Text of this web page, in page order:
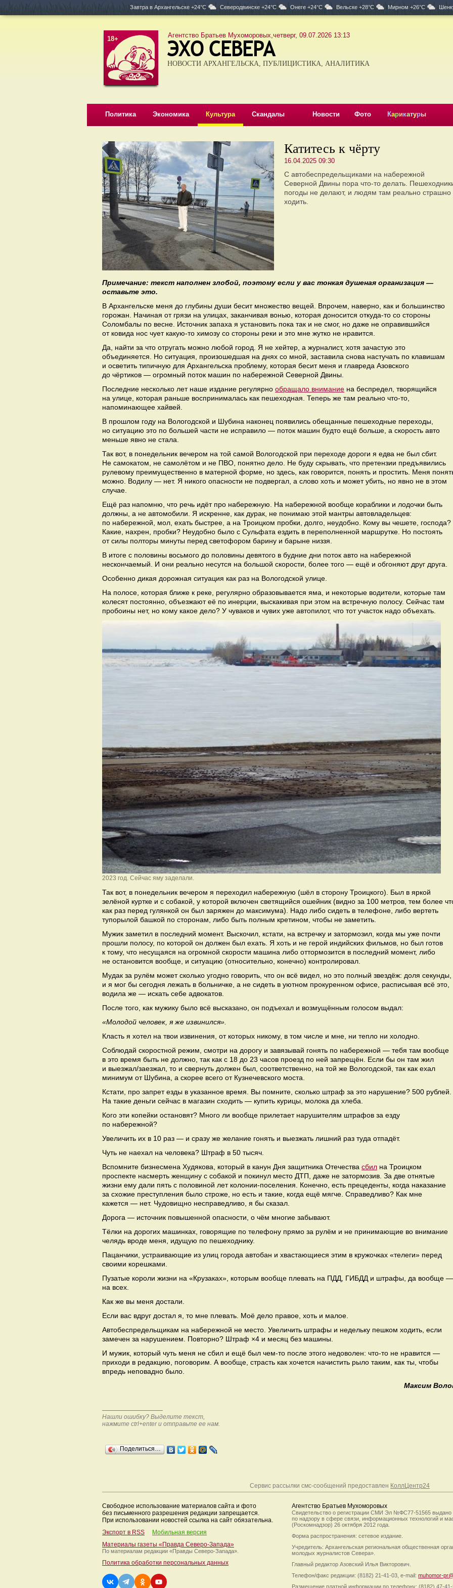
Завтра в Архангельске +24°C Северодвинске +24°C Онеге +24°C Вельске +28°C Мирном +26°C
18+ Агентство Братьев Мухоморовых,четверг, 09.07.2026 13:13
НОВОСТИ АРХАНГЕЛЬСКА, ПУБЛИЦИСТИКА, АНАЛИТИКА
Политика Экономика Культура Скандалы Новости Фото Карикатуры
Катитесь к чёрту
16.04.2025 09:30
С автобеспредельщиками на набережной
Северной Двины пора что-то делать.
погоды не делают, и людям там реально страшно
ходить.
Примечание: текст наполнен злобой, поэтому если у вас тонкая душеная организация —
оставьте это.
В Архангельске меня до глубины души бесит множество вещей. Впрочем, наверно, как и большинство
горожан. Начиная от грязи на улицах, заканчивая вонью, которая доносится откуда-то со стороны
Соломбалы по весне. Источник запаха я установить пока так и не смог, но даже не оправившийся
от ковида нос чует какую-то химозу со стороны реки и это мне жутко не нравится.
Да, найти за что отругать можно любой город. Я не хейтер, а журналист, хотя зачастую это
объединяется. Но ситуация, произошедшая на днях со мной, заставила снова настучать по клавишам
и осветить типичную для Архангельска проблему, которая бесит меня и главреда Азовского
до чёртиков — огромный поток машин по набережной Северной Двины.
Последние несколько лет наше издание регулярно обращало внимание на беспредел, творящийся
на улице, которая раньше воспринималась как пешеходная. Теперь же там реально что-то,
напоминающее хайвей.
В прошлом году на Вологодской и Шубина наконец появились обещанные пешеходные переходы,
но ситуацию это по большей части не исправило — поток машин будто ещё больше, а скорость авто
меньше явно не стала.
Так вот, в понедельник вечером на той самой Вологодской при переходе дороги я едва не был сбит.
Не самокатом, не самолётом и не ПВО, понятно дело. Не буду скрывать, что претензии предъявились
рулевому преимущественно в матерной форме, но здесь, как говорится, понять и простить. Меня
можно. Водилу — нет. Я никого опасности не подвергал, а слово хоть и может убить, но явно не в этом
случае.
Ещё раз напомню, что речь идёт про набережную. На набережной вообще кораблики и лодочки быть
должны, а не автомобили. Я искренне, как дурак, не понимаю этой мантры автовладельцев:
по набережной, мол, ехать быстрее, а на Троицком пробки, долго, неудобно. Кому вы чешете, господа?
Какие, нахрен, пробки? Неудобно было с Сульфата ездить в переполненной маршрутке. Но постоять
от силы полторы минуты перед светофором барину и барыне низзя.
В итоге с половины восьмого до половины девятого в будние дни поток авто на набережной
нескончаемый. И они реально несутся на большой скорости, более того — ещё и обгоняют друг друга.
Особенно дикая дорожная ситуация как раз на Вологодской улице.
На полосе, которая ближе к реке, регулярно образовывается яма, и некоторые водители, которые там
колесят постоянно, объезжают её по инерции, выскакивая при этом на встречную полосу. Сейчас там
пробоины нет, но кому какое дело? У чуваков и чувих уже автопилот, что тот участок надо объехать.
2023 год. Сейчас яму заделали.
Так вот, в понедельник вечером я переходил набережную (шёл в сторону Троицкого). Был в яркой
зелёной куртке и с собакой, у которой включен светящийся ошейник (видно за 100 метров, тем более
как раз перед гулянкой он был заряжен до максимума). Надо либо сидеть в телефоне, либо вертеть
тупорылой башкой по сторонам, либо быть полным кретином, чтобы не заметить.
Мужик заметил в последний момент. Выскочил, кстати, на встречку и затормозил, когда мы уже почти
прошли полосу, по которой он должен был ехать. Я хоть и не герой индийских фильмов, но был готов
к тому, что несущаяся на огромной скорости машина либо оттормозится в последний момент, либо
не остановится вообще, и ситуацию (относительно, конечно) контролировал.
Мудак за рулём может сколько угодно говорить, что он всё видел, но это полный звездёж: доля секунды,
и я мог бы сегодня лежать в больничке, а не сидеть в уютном прокуренном офисе, расписывая всё это,
водила же — искать себе адвокатов.
После того, как мужику было всё высказано, он подъехал и возмущённым голосом выдал:
«Молодой человек, я же извинился».
Класть я хотел на твои извинения, от которых никому, в том числе и мне, ни тепло ни холодно.
Соблюдай скоростной режим, смотри на дорогу и завязывай гонять по набережной — тебя там вообще
в это время быть не должно, так как с 18 до 23 часов проезд по ней запрещён. Если бы он там жил
и выезжал/заезжал, то и свернуть должен был, соответственно, на той же Вологодской, так как ехал
минимум от Шубина, а скорее всего от Кузнечевского моста.
Кстати, про запрет езды в указанное время. Вы помните, сколько штраф за это нарушение? 500 рублей.
На такие деньги сейчас в магазин сходить — купить курицы, молока да хлеба.
Кого эти копейки остановят? Много ли вообще прилетает нарушителям штрафов за езду
по набережной?
Увеличить их в 10 раз — и сразу же желание гонять и выезжать лишний раз туда отпадёт.
Чуть не наехал на человека? Штраф в 50 тысяч.
Вспомните бизнесмена Худякова, который в канун Дня защитника Отечества сбил на Троицком
проспекте насмерть женщину с собакой и покинул место ДТП, даже не затормозив. За две отнятые
жизни ему дали пять с половиной лет колонии-поселения. Конечно, есть прецеденты, когда наказание
за схожие преступления было строже, но есть и такие, когда ещё мягче. Справедливо? Как мне
кажется — нет. Чудовищно несправедливо, я бы сказал.
Дорога — источник повышенной опасности, о чём многие забывают.
Тёлки на дорогих машинках, говорящие по телефону прямо за рулём и не принимающие во внимание
челядь вроде меня, идущую по пешеходнику.
Пацанчики, устраивающие из улиц города автобан и хвастающиеся этим в кружочках «телеги» перед
своими корешками.
Пузатые короли жизни на «Крузаках», которым вообще плевать на ПДД, ГИБДД и штрафы, да вообще —
на всех.
Как же вы меня достали.
Если вас вдруг достал я, то мне плевать. Моё дело правое, хоть и малое.
Автобеспредельщикам на набережной не место. Увеличить штрафы и недельку пешком ходить, если
замечен за нарушением. Повторно? Штраф ×4 и месяц без машины.
И мужик, который чуть меня не сбил и ещё был чем-то после этого недоволен: что-то не нравится —
приходи в редакцию, поговорим. А вообще, страсть как хочется начистить рыло таким, как ты, чтобы
впредь неповадно было.
Максим
Нашли ошибку? Выделите текст,
нажмите ctrl+enter и отправьте ее нам.
Поделиться…
Сервис рассылки смс-сообщений предоставлен КоллЦентр24
Свободное использование материалов сайта и фото
без письменного разрешения редакции запрещается.
При использовании новостей ссылка на сайт обязательна.
Экспорт в RSS
Мобильная версия
Материалы газеты «Правда Северо-Запада»
По материалам редакции «Правды Северо-Запада».
Политика обработки персональных данных
Агентство Братьев Мухоморовых
Свидетельство о регистрации СМИ Эл №ФС77-51565 выдано
по надзору в сфере связи, информационных технологий и
(Роскомнадзор) 26 октября 2012 года.
Форма распространения: сетевое издание.
Учредитель: Архангельская региональная общественная
молодых журналистов Севера».
Главный редактор Азовский Илья Викторович.
Телефон/факс редакции: (8182) 21-41-03, e-mail: muhomor-
Размещение платной информации по телефону: (8182) 47-